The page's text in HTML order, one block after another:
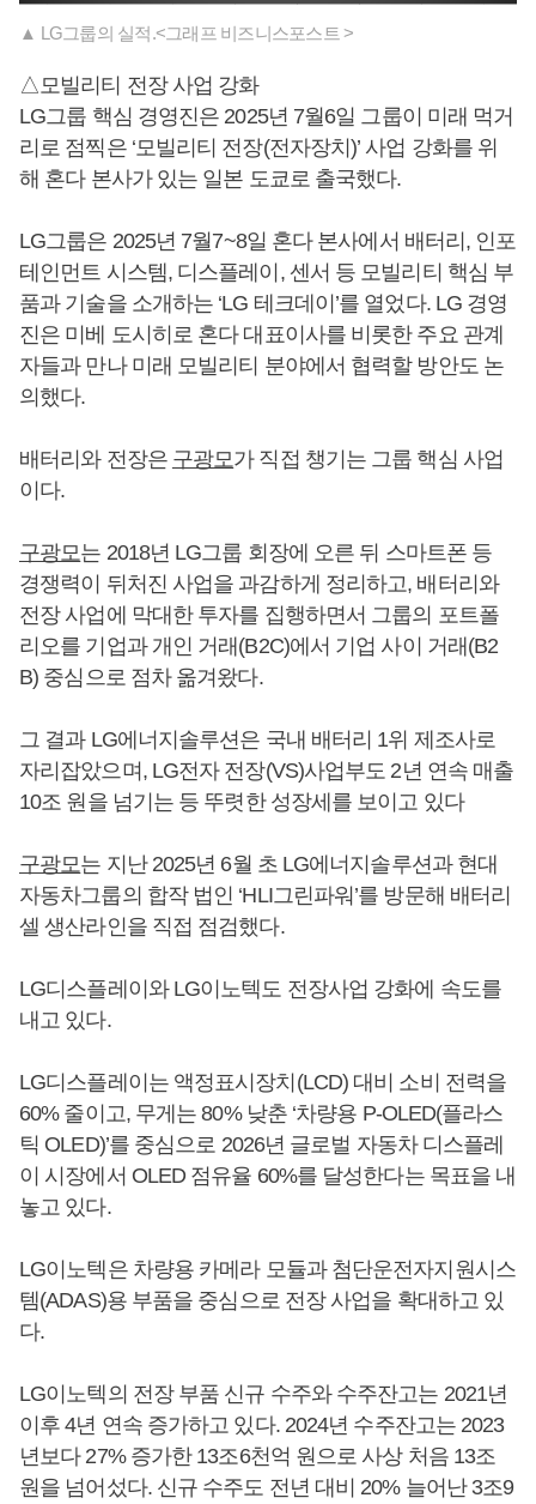
▲ LG그룹의 실적.<그래프 비즈니스포스트 >
△모빌리티 전장 사업 강화
LG그룹 핵심 경영진은 2025년 7월6일 그룹이 미래 먹거
리로 점찍은 ‘모빌리티 전장(전자장치)’ 사업 강화를 위
해 혼다 본사가 있는 일본 도쿄로 출국했다.
LG그룹은 2025년 7월7~8일 혼다 본사에서 배터리, 인포
테인먼트 시스템, 디스플레이, 센서 등 모빌리티 핵심 부
품과 기술을 소개하는 ‘LG 테크데이’를 열었다. LG 경영
진은 미베 도시히로 혼다 대표이사를 비롯한 주요 관계
자들과 만나 미래 모빌리티 분야에서 협력할 방안도 논
의했다.
배터리와 전장은 구광모가 직접 챙기는 그룹 핵심 사업
이다.
구광모는 2018년 LG그룹 회장에 오른 뒤 스마트폰 등
경쟁력이 뒤처진 사업을 과감하게 정리하고, 배터리와
전장 사업에 막대한 투자를 집행하면서 그룹의 포트폴
리오를 기업과 개인 거래(B2C)에서 기업 사이 거래(B2
B) 중심으로 점차 옮겨왔다.
그 결과 LG에너지솔루션은 국내 배터리 1위 제조사로
자리잡았으며, LG전자 전장(VS)사업부도 2년 연속 매출
10조 원을 넘기는 등 뚜렷한 성장세를 보이고 있다
구광모는 지난 2025년 6월 초 LG에너지솔루션과 현대
자동차그룹의 합작 법인 ‘HLI그린파워’를 방문해 배터리
셀 생산라인을 직접 점검했다.
LG디스플레이와 LG이노텍도 전장사업 강화에 속도를
내고 있다.
LG디스플레이는 액정표시장치(LCD) 대비 소비 전력을
60% 줄이고, 무게는 80% 낮춘 ‘차량용 P-OLED(플라스
틱 OLED)’를 중심으로 2026년 글로벌 자동차 디스플레
이 시장에서 OLED 점유율 60%를 달성한다는 목표을 내
놓고 있다.
LG이노텍은 차량용 카메라 모듈과 첨단운전자지원시스
템(ADAS)용 부품을 중심으로 전장 사업을 확대하고 있
다.
LG이노텍의 전장 부품 신규 수주와 수주잔고는 2021년
이후 4년 연속 증가하고 있다. 2024년 수주잔고는 2023
년보다 27% 증가한 13조6천억 원으로 사상 처음 13조
원을 넘어섰다. 신규 수주도 전년 대비 20% 늘어난 3조9